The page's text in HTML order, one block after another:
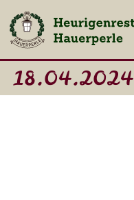
18.04.2024